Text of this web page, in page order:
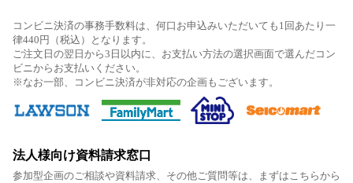
コンビニ決済の事務手数料は、何口お申込みいただいても1回あたり一
律440円（税込）となります。
ご注文日の翌日から3日以内に、お支払い方法の選択画面で選んだコン
ビニからお支払いください。
※なお一部、コンビニ決済が非対応の企画もございます。
法人様向け資料請求窓口
参加型企画のご相談や資料請求、その他ご質問等は、まずはこちらから